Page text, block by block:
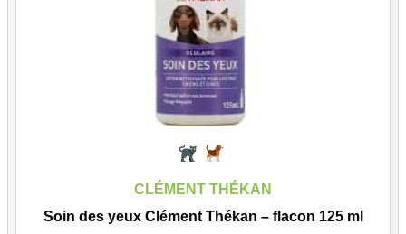
CLÉMENT THÉKAN
Soin des yeux Clément Thékan – flacon 125 ml